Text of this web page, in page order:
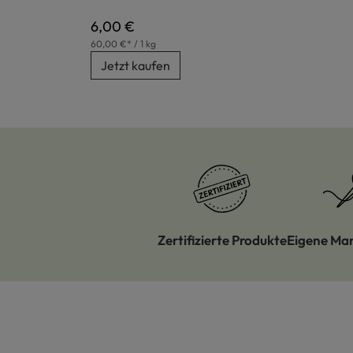
Regulärer Preis:
6,00 €
60,00 €* / 1 kg
Jetzt kaufen
Zertifizierte ProdukteEigene